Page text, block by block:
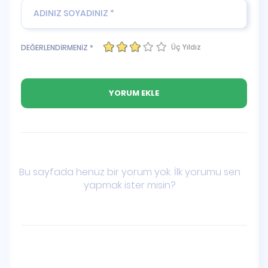
DEĞERLENDİRMENİZ * Üç Yıldız
Bu sayfada henüz bir yorum yok. İlk yorumu sen
yapmak ister misin?